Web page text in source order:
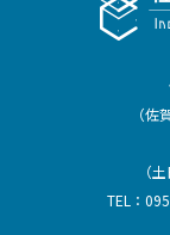
（
（
TEL：